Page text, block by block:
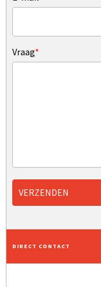
Vraag*
VERZENDEN
DIRECT CONTACT